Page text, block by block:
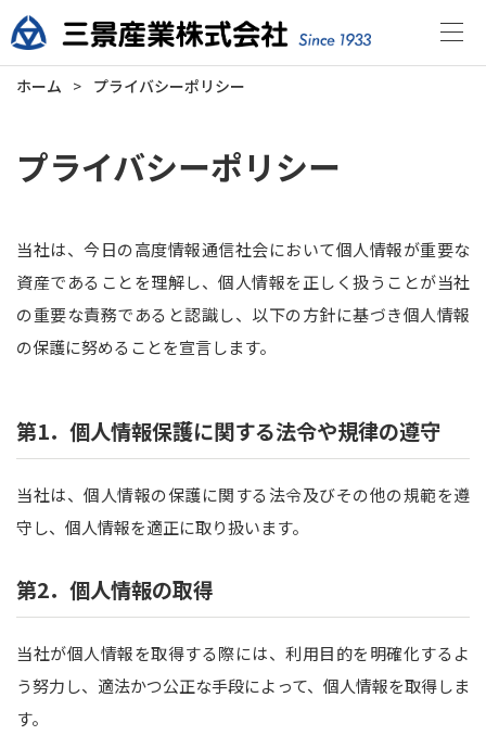
サイトマップ
ホーム プライバシーポリシー
プライバシーポリシー
当社は、今日の高度情報通信社会において個人情報が重要な
資産であることを理解し、個人情報を正しく扱うことが当社
の重要な責務であると認識し、以下の方針に基づき個人情報
の保護に努めることを宣言します。
第1．個人情報保護に関する法令や規律の遵守
当社は、個人情報の保護に関する法令及びその他の規範を遵
守し、個人情報を適正に取り扱います。
第2．個人情報の取得
当社が個人情報を取得する際には、利用目的を明確化するよ
う努力し、適法かつ公正な手段によって、個人情報を取得しま
す。